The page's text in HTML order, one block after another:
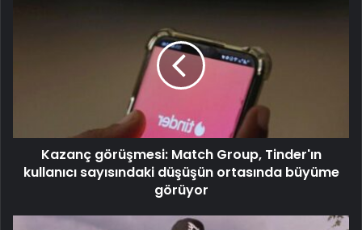
Kazanç görüşmesi: Match Group, Tinder'ın
kullanıcı sayısındaki düşüşün ortasında büyüme
görüyor